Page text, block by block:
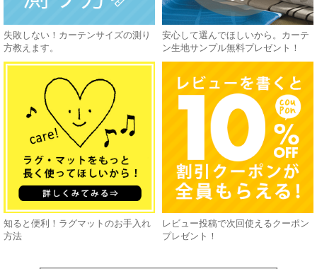
失敗しない！カーテンサイズの測り
方教えます。
安心して選んでほしいから。カーテ
ン生地サンプル無料プレゼント！
知ると便利！ラグマットのお手入れ
方法
レビュー投稿で次回使えるクーポン
プレゼント！